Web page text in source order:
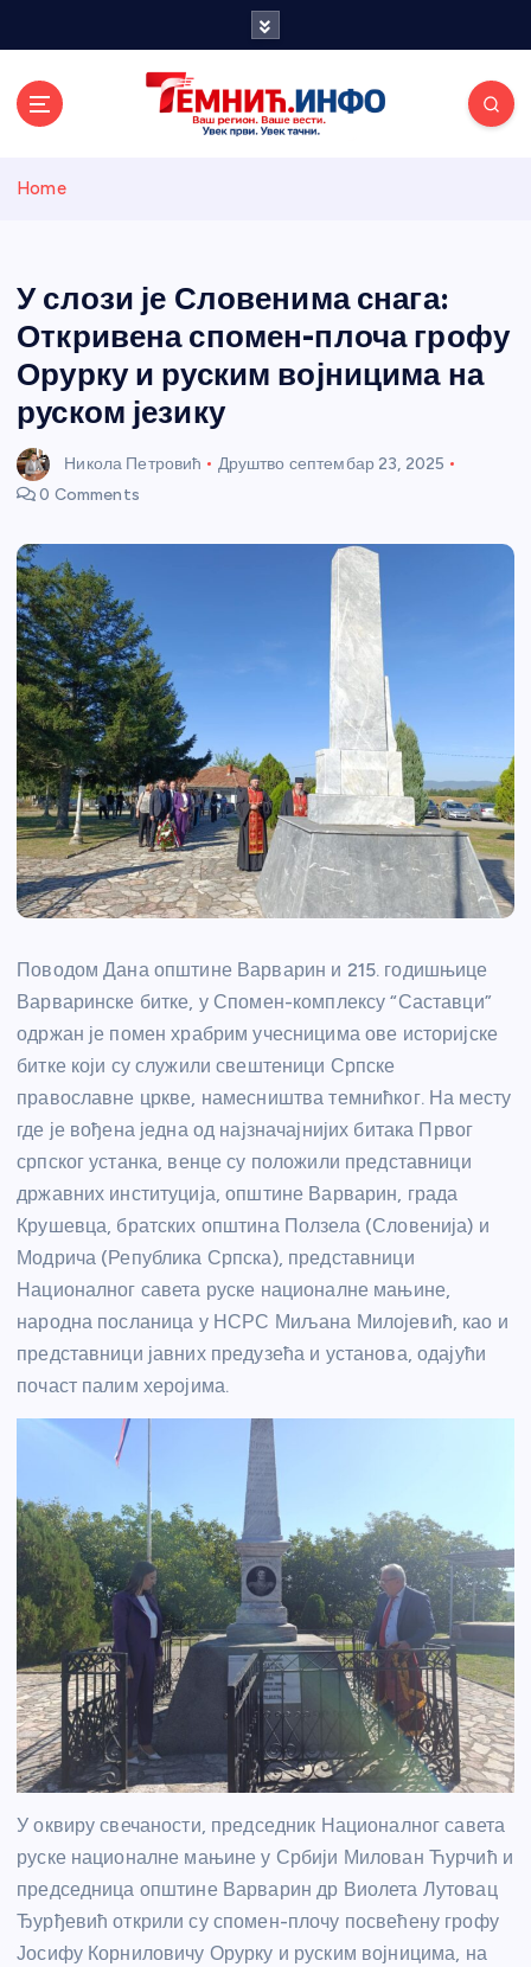
и портал
Home
У слози је Словенима снага:
Откривена спомен-плоча грофу
Орурку и руским војницима на
руском језику
Никола Петровић Друштво септембар 23, 2025
0 Comments
Поводом Дана општине Варварин и 215. годишњице
Варваринске битке, у Спомен-комплексу “Саставци”
одржан је помен храбрим учесницима ове историјске
битке који су служили свештеници Српске
православне цркве, намесништва темнићког. На месту
где је вођена једна од најзначајнијих битака Првог
српског устанка, венце су положили представници
државних институција, општине Варварин, града
Крушевца, братских општина Ползела (Словенија) и
Модрича (Република Српска), представници
Националног савета руске националне мањине,
народна посланица у НСРС Миљана Милојевић, као и
представници јавних предузећа и установа, одајући
почаст палим херојима.
У оквиру свечаности, председник Националног савета
руске националне мањине у Србији Милован Ћурчић и
председница општине Варварин др Виолета Лутовац
Ђурђевић открили су спомен-плочу посвећену грофу
Јосифу Корниловичу Орурку и руским војницима, на